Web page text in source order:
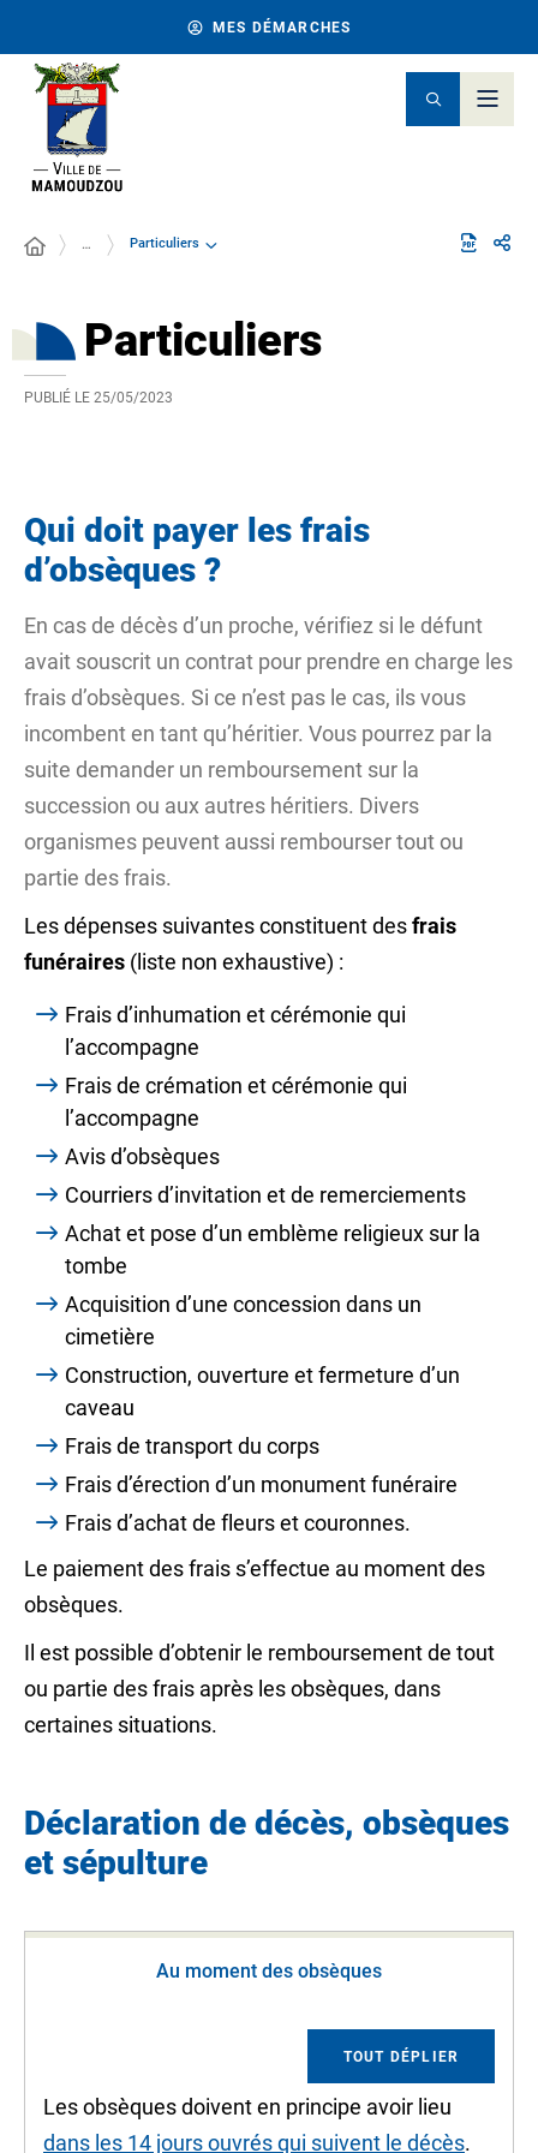
MES DÉMARCHES
… Particuliers
Particuliers
PUBLIÉ LE 25/05/2023
Qui doit payer les frais
d’obsèques ?
En cas de décès d’un proche, vérifiez si le défunt
avait souscrit un contrat pour prendre en charge les
frais d’obsèques. Si ce n’est pas le cas, ils vous
incombent en tant qu’héritier. Vous pourrez par la
suite demander un remboursement sur la
succession ou aux autres héritiers. Divers
organismes peuvent aussi rembourser tout ou
partie des frais.
Les dépenses suivantes constituent desfrais
funéraires (liste non exhaustive) :
Frais d’inhumation et cérémonie qui
l’accompagne
Frais de crémation et cérémonie qui
l’accompagne
Avis d’obsèques
Courriers d’invitation et de remerciements
Achat et pose d’un emblème religieux sur la
tombe
Acquisition d’une concession dans un
cimetière
Construction, ouverture et fermeture d’un
caveau
Frais de transport du corps
Frais d’érection d’un monument funéraire
Frais d’achat de fleurs et couronnes.
Le paiement des frais s’effectue au moment des
obsèques.
Il est possible d’obtenir le remboursement de tout
ou partie des frais après les obsèques, dans
certaines situations.
Déclaration de décès, obsèques
et sépulture
Au moment des obsèques
TOUT DÉPLIER
Les obsèques doivent en principe avoir lieu
dans les 14 jours ouvrés qui suivent le décès.